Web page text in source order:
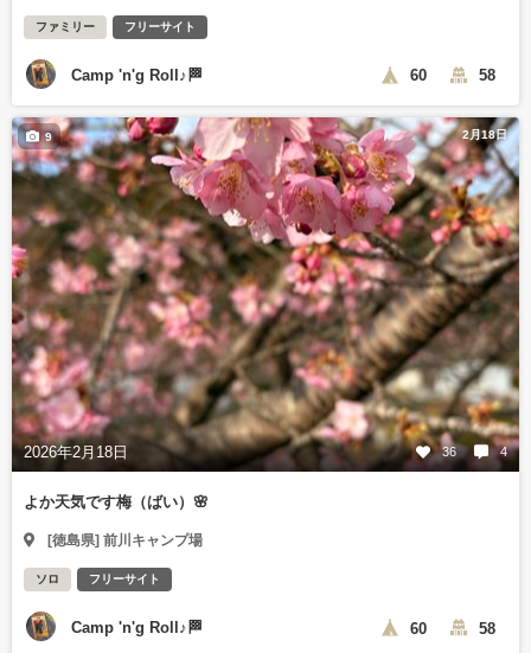
ファミリー フリーサイト
Camp 'n'g Roll♪🏁 60 58
2月18日
2026年2月18日 36 4
9
よか天気です梅（ばい）🌸
[徳島県] 前川キャンプ場
ソロ フリーサイト
Camp 'n'g Roll♪🏁 60 58